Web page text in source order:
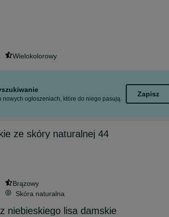
Wielokolorowy
nowych ogłoszeniach, które do niego pasują.
Zapisz
ze skóry naturalnej 44
Brązowy
Skóra naturalna
niebieskiego lisa damskie